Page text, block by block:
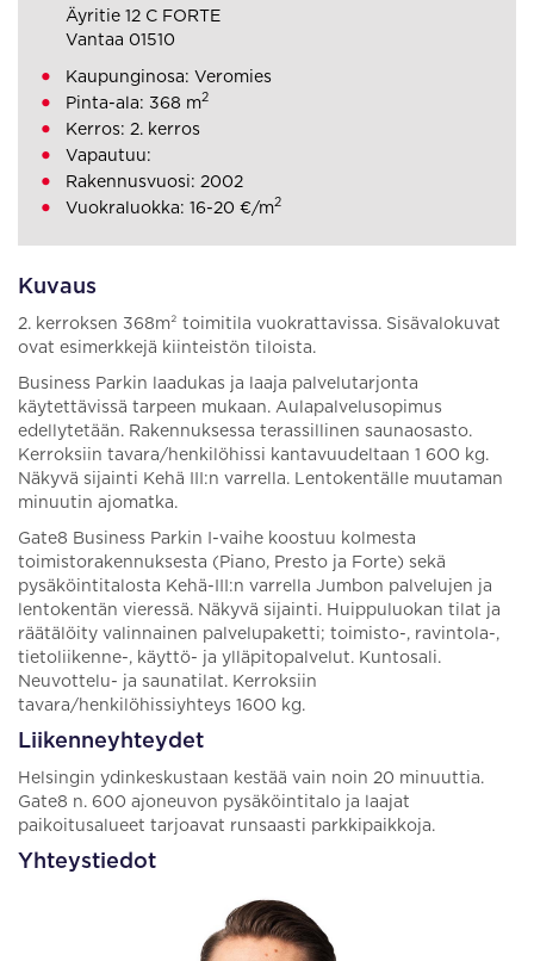
Kuvaus
2. kerroksen 368m² toimitila vuokrattavissa. Sisävalokuvat
ovat esimerkkejä kiinteistön tiloista.
Business Parkin laadukas ja laaja palvelutarjonta
käytettävissä tarpeen mukaan. Aulapalvelusopimus
edellytetään. Rakennuksessa terassillinen saunaosasto.
Kerroksiin tavara/henkilöhissi kantavuudeltaan 1 600 kg.
Näkyvä sijainti Kehä III:n varrella. Lentokentälle muutaman
minuutin ajomatka.
Gate8 Business Parkin I-vaihe koostuu kolmesta
toimistorakennuksesta (Piano, Presto ja Forte) sekä
pysäköintitalosta Kehä-III:n varrella Jumbon palvelujen ja
lentokentän vieressä. Näkyvä sijainti. Huippuluokan tilat ja
räätälöity valinnainen palvelupaketti; toimisto-, ravintola-,
tietoliikenne-, käyttö- ja ylläpitopalvelut. Kuntosali.
Neuvottelu- ja saunatilat. Kerroksiin
tavara/henkilöhissiyhteys 1600 kg.
Liikenneyhteydet
Helsingin ydinkeskustaan kestää vain noin 20 minuuttia.
Gate8 n. 600 ajoneuvon pysäköintitalo ja laajat
paikoitusalueet tarjoavat runsaasti parkkipaikkoja.
Yhteystiedot
Äyritie 12 C FORTE
Vantaa 01510
Kaupunginosa: Veromies
Pinta-ala: 368 m2
Kerros: 2. kerros
Vapautuu:
Rakennusvuosi: 2002
Vuokraluokka: 16-20 €/m2